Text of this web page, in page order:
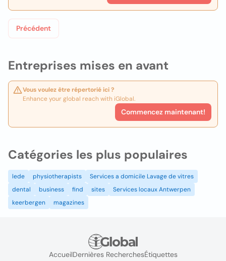
Entreprises mises en avant
Vous voulez être répertorié ici ?
Enhance your global reach with iGlobal.
Commencez maintenant!
Précédent
Catégories les plus populaires
lede physiotherapists
Services a domicile Lavage de vitres
dental
business find sites
Services locaux Antwerpen
keerbergen
magazines
AccueilDernières RecherchesÉtiquettes